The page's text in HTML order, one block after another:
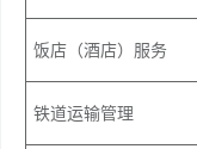
饭店（酒店）服务
铁道运输管理